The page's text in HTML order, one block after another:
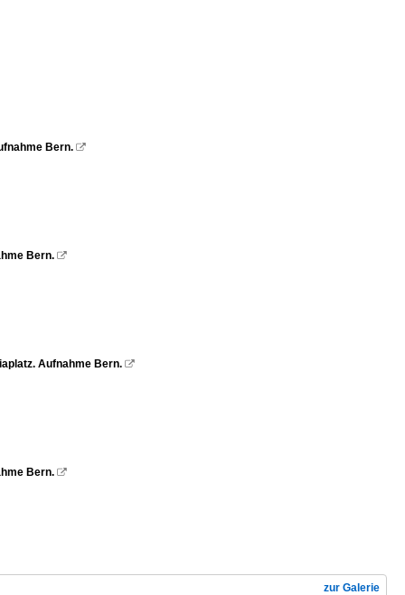
Bern. 
Bern. 
Aufnahme Bern. 
Bern. 
zur Galerie